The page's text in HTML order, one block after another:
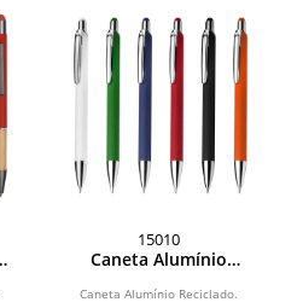
15010
Caneta Alumínio
Caneta Alumínio Reciclado.